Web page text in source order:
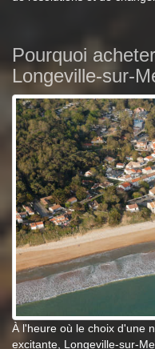
Pourquoi
Longeville-sur-
À l'heure où le choix d'une
excitante, Longeville-sur-